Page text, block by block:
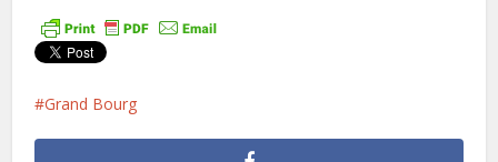
Grand Bourg